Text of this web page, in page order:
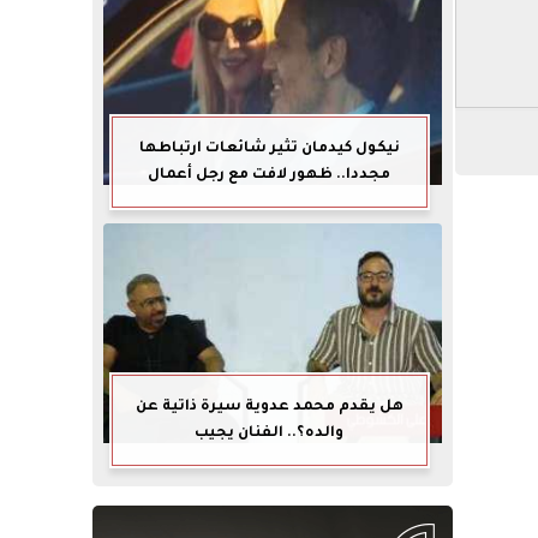
نيكول كيدمان تثير شائعات ارتباطها
مجددا.. ظهور لافت مع رجل أعمال
هل يقدم محمد عدوية سيرة ذاتية عن
والده؟.. الفنان يجيب